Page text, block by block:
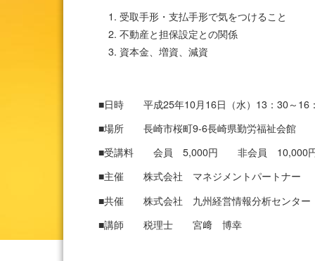
受取手形・支払手形で気をつけること
不動産と担保設定との関係
資本金、増資、減資
■日時 平成25年10月16日（水）13：30～16
■場所 長崎市桜町9-6長崎県勤労福祉会館
■受講料 会員 5,000円 非会員 10,000
■主催 株式会社 マネジメントパートナー
■共催 株式会社 九州経営情報分析センター
■講師 税理士 宮﨑 博幸